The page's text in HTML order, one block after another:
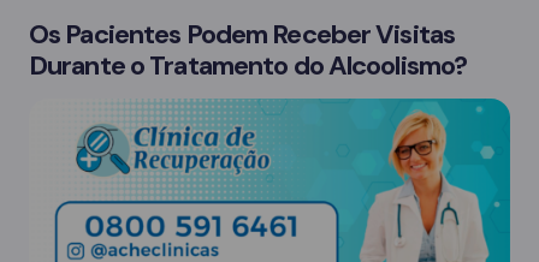
Os Pacientes Podem Receber Visitas
Durante o Tratamento do Alcoolismo?